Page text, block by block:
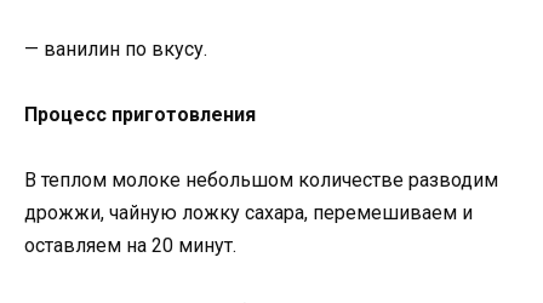
— ванилин по вкусу.
Процесс приготовления
В теплом молоке небольшом количестве разводим
дрожжи, чайную ложку сахара, перемешиваем и
оставляем на 20 минут.